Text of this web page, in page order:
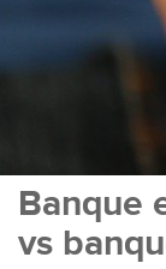
Banque
vs